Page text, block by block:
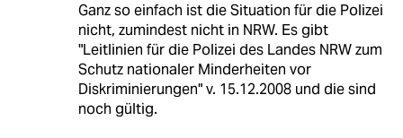
Ganz so einfach ist die Situation für die Polizei
nicht, zumindest nicht in NRW. Es gibt
"Leitlinien für die Polizei des Landes NRW zum
Schutz nationaler Minderheiten vor
Diskriminierungen" v. 15.12.2008 und die sind
noch gültig.